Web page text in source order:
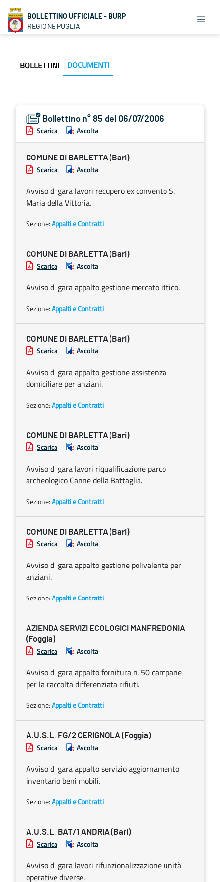
BOLLETTINO UFFICIALE - BURP
REGIONE PUGLIA
BOLLETTINI DOCUMENTI
Bollettino n° 85 del 06/07/2006
Scarica Ascolta
COMUNE DI BARLETTA (Bari)
Scarica Ascolta
Avviso di gara lavori recupero ex convento S.
Maria della Vittoria.
Sezione:Appalti e Contratti
COMUNE DI BARLETTA (Bari)
Scarica Ascolta
Avviso di gara appalto gestione mercato ittico.
Sezione:Appalti e Contratti
COMUNE DI BARLETTA (Bari)
Scarica Ascolta
Avviso di gara appalto gestione assistenza
domiciliare per anziani.
Sezione:Appalti e Contratti
COMUNE DI BARLETTA (Bari)
Scarica Ascolta
Avviso di gara lavori riqualificazione parco
archeologico Canne della Battaglia.
Sezione:Appalti e Contratti
COMUNE DI BARLETTA (Bari)
Scarica Ascolta
Avviso di gara appalto gestione polivalente per
anziani.
Sezione:Appalti e Contratti
AZIENDA SERVIZI ECOLOGICI MANFREDONIA
(Foggia)
Scarica Ascolta
Avviso di gara appalto fornitura n. 50 campane
per la raccolta differenziata rifiuti.
Sezione:Appalti e Contratti
A.U.S.L. FG/2 CERIGNOLA (Foggia)
Scarica Ascolta
Avviso di gara appalto servizio aggiornamento
inventario beni mobili.
Sezione:Appalti e Contratti
A.U.S.L. BAT/1 ANDRIA (Bari)
Scarica Ascolta
Avviso di gara lavori rifunzionalizzazione unità
operative diverse.